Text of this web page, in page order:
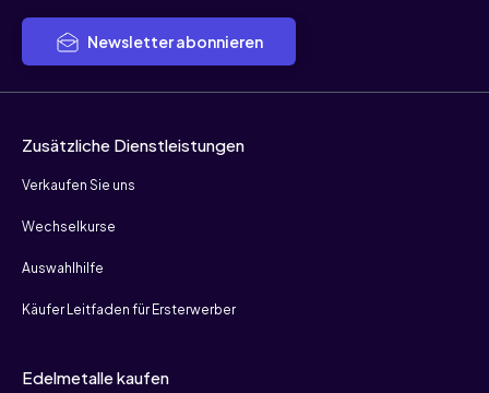
Newsletter abonnieren
Zusätzliche Dienstleistungen
Verkaufen Sie uns
Wechselkurse
Auswahlhilfe
Käufer Leitfaden für Ersterwerber
Edelmetalle kaufen